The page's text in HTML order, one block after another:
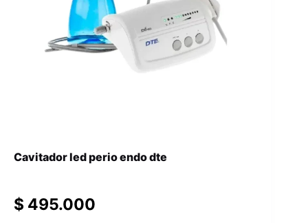
Cavitador led perio endo dte
$ 495.000